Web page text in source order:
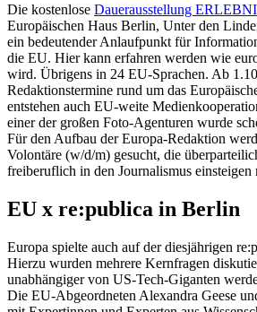
Die kostenlose Dauerausstellung
Europäischen Haus Berlin, Unter den
ein bedeutender Anlaufpunkt für
die EU. Hier kann erfahren werden wie
wird. Übrigens in 24 EU-Sprachen. Ab
Redaktionstermine rund um das
entstehen auch EU-weite
einer der großen Foto-Agenturen wurde
Für den Aufbau der Europa-Redaktion
Volontäre (w/d/m) gesucht, die
freiberuflich in den Journalismus einsteigen
EU x re:publica in Berlin
Europa spielte auch auf der diesjährigen
Hierzu wurden mehrere Kernfragen
unabhängiger von US-Tech-Giganten
Die EU-Abgeordneten Alexandra Geese